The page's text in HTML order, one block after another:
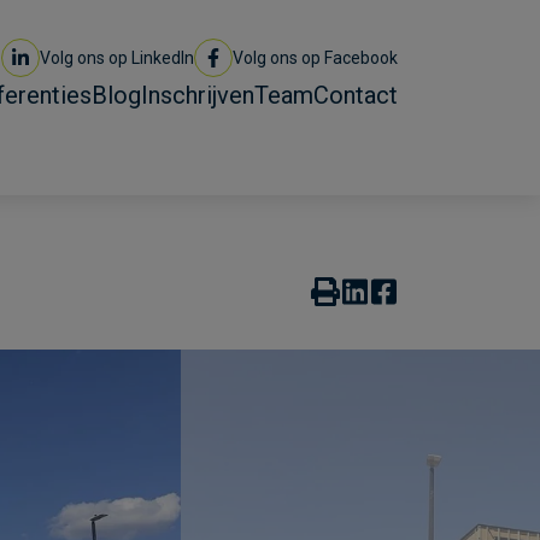
Volg ons op LinkedIn Volg ons op Facebook
BlogInschrijvenTeamContact